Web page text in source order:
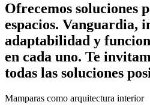
Ofrecemos soluciones
espacios. Vanguardia,
adaptabilidad y
en cada uno. Te
todas las soluciones
Mamparas como arquitectura interior